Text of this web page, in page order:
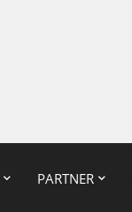
PARTNER